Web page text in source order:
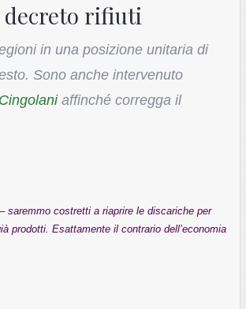
decreto rifiuti
in una posizione unitaria di
Sono anche intervenuto
affinché corregga il
saremmo costretti a riaprire le discariche per
prodotti. Esattamente il contrario dell’economia